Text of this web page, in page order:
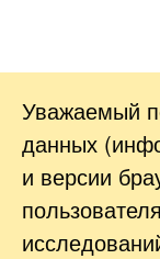
Уважаемый
данных
и версии